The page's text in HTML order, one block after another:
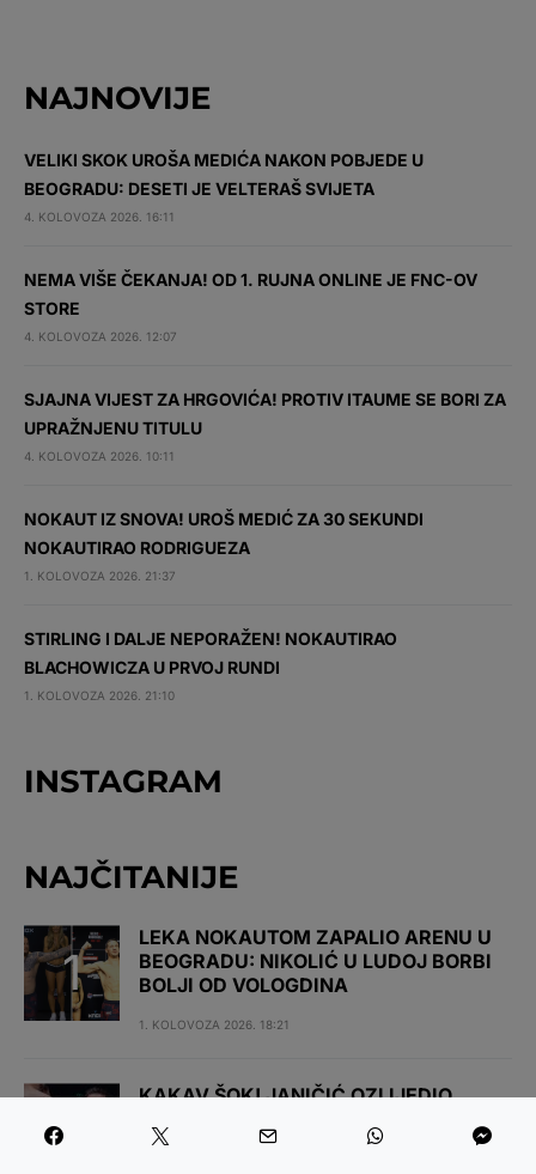
NAJNOVIJE
VELIKI SKOK UROŠA MEDIĆA NAKON POBJEDE U
BEOGRADU: DESETI JE VELTERAŠ SVIJETA
4. KOLOVOZA 2026. 16:11
NEMA VIŠE ČEKANJA! OD 1. RUJNA ONLINE JE FNC-OV
STORE
4. KOLOVOZA 2026. 12:07
SJAJNA VIJEST ZA HRGOVIĆA! PROTIV ITAUME SE BORI ZA
UPRAŽNJENU TITULU
4. KOLOVOZA 2026. 10:11
NOKAUT IZ SNOVA! UROŠ MEDIĆ ZA 30 SEKUNDI
NOKAUTIRAO RODRIGUEZA
1. KOLOVOZA 2026. 21:37
STIRLING I DALJE NEPORAŽEN! NOKAUTIRAO
BLACHOWICZA U PRVOJ RUNDI
1. KOLOVOZA 2026. 21:10
INSTAGRAM
NAJČITANIJE
LEKA NOKAUTOM ZAPALIO ARENU U
BEOGRADU: NIKOLIĆ U LUDOJ BORBI
BOLJI OD VOLOGDINA
1. KOLOVOZA 2026. 18:21
KAKAV ŠOK! JANIČIĆ OZLIJEDIO
PRVOJ RUNDI